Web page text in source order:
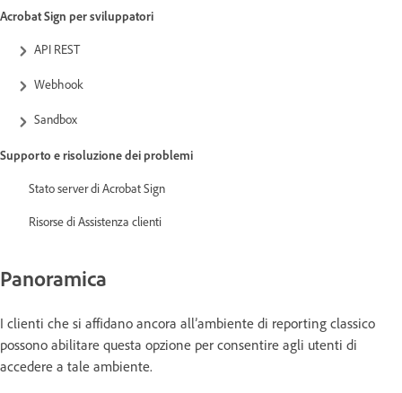
Acrobat Sign per sviluppatori
API REST
Webhook
Sandbox
Supporto e risoluzione dei problemi
Stato server di Acrobat Sign
Risorse di Assistenza clienti
Panoramica
I clienti che si affidano ancora all’ambiente di reporting classico
possono abilitare questa opzione per consentire agli utenti di
accedere a tale ambiente.